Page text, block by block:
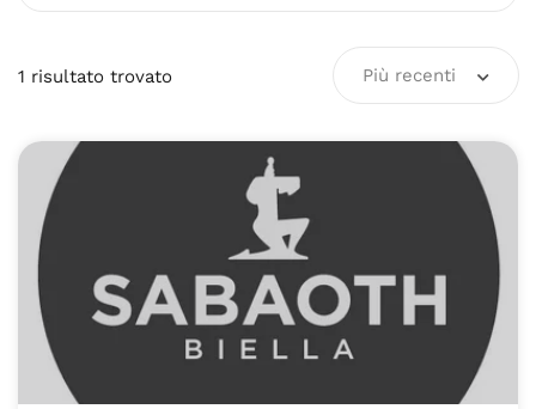
1 risultato trovato Più recenti